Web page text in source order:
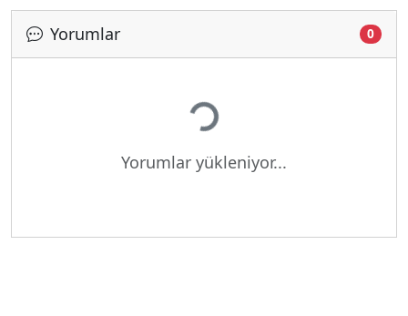
Yorumlar 0
Yükleniyor...
Yorumlar yükleniyor...